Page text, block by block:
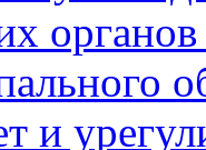
органов
и